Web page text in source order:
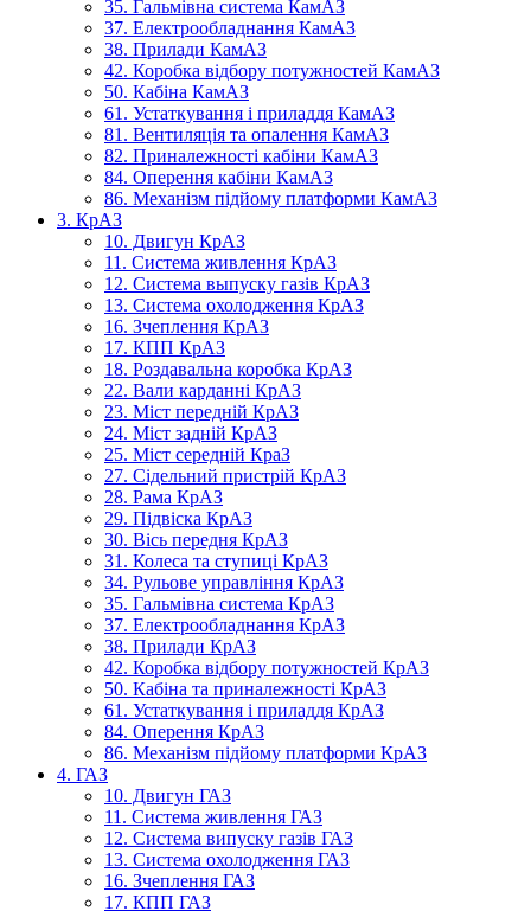
35. Гальмівна система КамАЗ
37. Електрообладнання КамАЗ
38. Прилади КамАЗ
42. Коробка відбору потужностей КамАЗ
50. Кабіна КамАЗ
61. Устаткування і приладдя КамАЗ
81. Вентиляція та опалення КамАЗ
82. Приналежності кабіни КамАЗ
84. Оперення кабіни КамАЗ
86. Механізм підйому платформи КамАЗ
3. КрАЗ
10. Двигун КрАЗ
11. Система живлення КрАЗ
12. Система выпуску газів КрАЗ
13. Система охолодження КрАЗ
16. Зчеплення КрАЗ
17. КПП КрАЗ
18. Роздавальна коробка КрАЗ
22. Вали карданні КрАЗ
23. Міст передній КрАЗ
24. Міст задній КрАЗ
25. Міст середній КраЗ
27. Сідельний пристрій КрАЗ
28. Рама КрАЗ
29. Підвіска КрАЗ
30. Вісь передня КрАЗ
31. Колеса та ступиці КрАЗ
34. Рульове управління КрАЗ
35. Гальмівна система КрАЗ
37. Електрообладнання КрАЗ
38. Прилади КрАЗ
42. Коробка відбору потужностей КрАЗ
50. Кабіна та приналежності КрАЗ
61. Устаткування і приладдя КрАЗ
84. Оперення КрАЗ
86. Механізм підйому платформи КрАЗ
4. ГАЗ
10. Двигун ГАЗ
11. Система живлення ГАЗ
12. Система випуску газів ГАЗ
13. Система охолодження ГАЗ
16. Зчеплення ГАЗ
17. КПП ГАЗ